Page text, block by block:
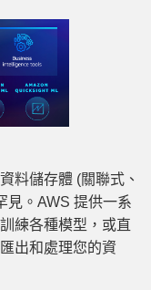
料儲存體 (關聯式、
見。AWS 提供一系
練各種模型，或直
出和處理您的資